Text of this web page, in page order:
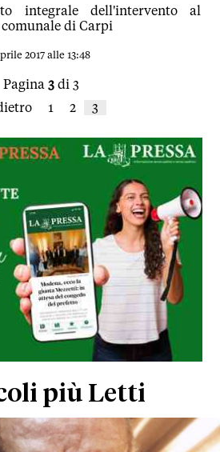
integrale dell'intervento al
di Carpi
2017 alle 13:48
Pagina 3di 3
1 2 3
più Letti